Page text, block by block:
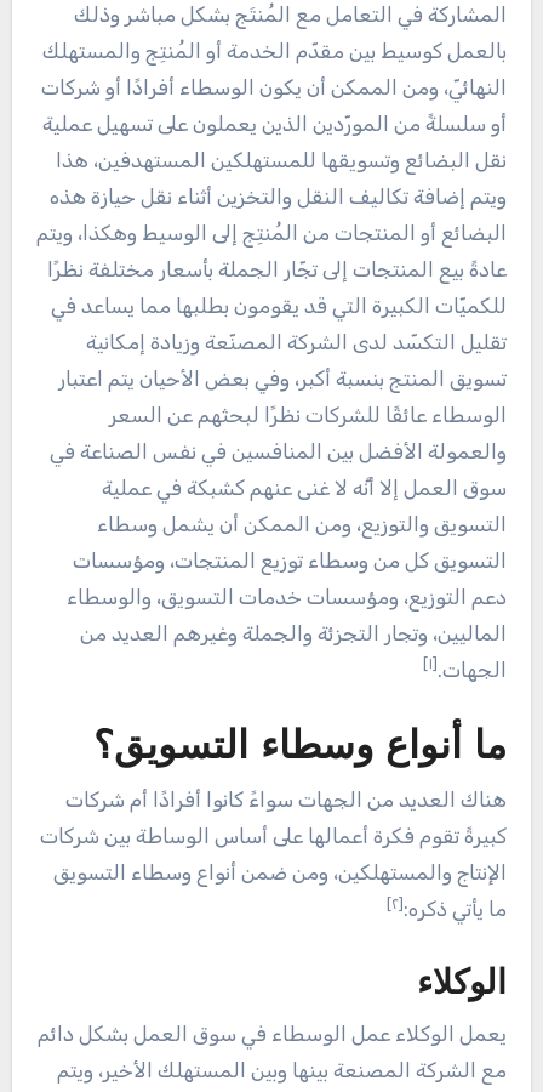
المشاركة في التعامل مع المُنتَج بشكل مباشر وذلك
بالعمل كوسيط بين مقدّم الخدمة أو المُنتِج والمستهلك
النهائيّ، ومن الممكن أن يكون الوسطاء أفرادًا أو شركات
أو سلسلةً من المورّدين الذين يعملون على تسهيل عملية
نقل البضائع وتسويقها للمستهلكين المستهدفين، هذا
ويتم إضافة تكاليف النقل والتخزين أثناء نقل حيازة هذه
البضائع أو المنتجات من المُنتِج إلى الوسيط وهكذا، ويتم
عادةً بيع المنتجات إلى تجّار الجملة بأسعار مختلفة نظرًا
للكميّات الكبيرة التي قد يقومون بطلبها مما يساعد في
تقليل التكسّد لدى الشركة المصنّعة وزيادة إمكانية
تسويق المنتج بنسبة أكبر، وفي بعض الأحيان يتم اعتبار
الوسطاء عائقًا للشركات نظرًا لبحثهم عن السعر
والعمولة الأفضل بين المنافسين في نفس الصناعة في
سوق العمل إلا أنَّه لا غنى عنهم كشبكة في عملية
التسويق والتوزيع، ومن الممكن أن يشمل وسطاء
التسويق كل من وسطاء توزيع المنتجات، ومؤسسات
دعم التوزيع، ومؤسسات خدمات التسويق، والوسطاء
الماليين، وتجار التجزئة والجملة وغيرهم العديد من
الجهات. [١]
ما أنواع وسطاء التسويق؟
هناك العديد من الجهات سواءً كانوا أفرادًا أم شركات
كبيرةً تقوم فكرة أعمالها على أساس الوساطة بين شركات
الإنتاج والمستهلكين، ومن ضمن أنواع وسطاء التسويق
ما يأتي ذكره: [٢]
الوكلاء
يعمل الوكلاء عمل الوسطاء في سوق العمل بشكل دائم
مع الشركة المصنعة بينها وبين المستهلك الأخير، ويتم